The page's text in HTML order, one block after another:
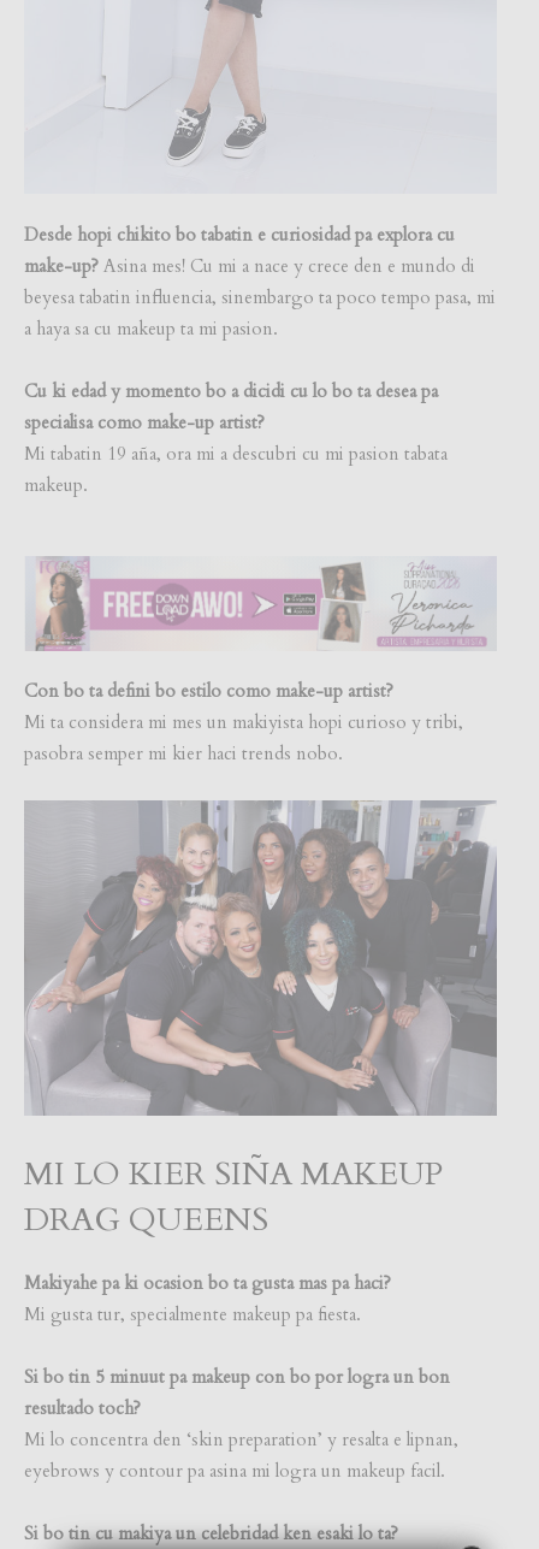
Desde hopi chikito bo tabatin e curiosidad pa explora cu
make-up? Asina mes! Cu mi a nace y crece den e mundo di
beyesa tabatin influencia, sinembargo ta poco tempo pasa, mi
a haya sa cu makeup ta mi pasion.
Cu ki edad y momento bo a dicidi cu lo bo ta desea pa
specialisa como make-up artist?
Mi tabatin 19 aña, ora mi a descubri cu mi pasion tabata
makeup.
Con bo ta defini bo estilo como make-up artist?
Mi ta considera mi mes un makiyista hopi curioso y tribi,
pasobra semper mi kier haci trends nobo.
MI LO KIER SIÑA MAKEUP
DRAG QUEENS
Makiyahe pa ki ocasion bo ta gusta mas pa haci?
Mi gusta tur, specialmente makeup pa fiesta.
Si bo tin 5 minuut pa makeup con bo por logra un bon
resultado toch?
Mi lo concentra den ‘skin preparation’ y resalta e lipnan,
eyebrows y contour pa asina mi logra un makeup facil.
Si bo tin cu makiya un celebridad ken esaki lo ta?